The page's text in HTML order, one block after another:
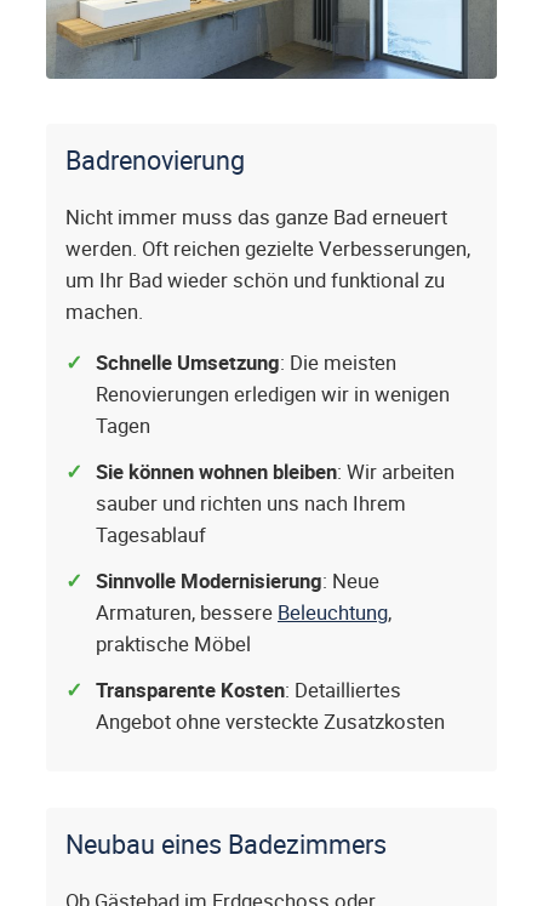
Badrenovierung
Nicht immer muss das ganze Bad erneuert
werden. Oft reichen gezielte Verbesserungen,
um Ihr Bad wieder schön und funktional zu
machen.
Schnelle Umsetzung: Die meisten
Renovierungen erledigen wir in wenigen
Tagen
Sie können wohnen bleiben: Wir arbeiten
sauber und richten uns nach Ihrem
Tagesablauf
Sinnvolle Modernisierung: Neue
Armaturen, bessere Beleuchtung,
praktische Möbel
Transparente Kosten: Detailliertes
Angebot ohne versteckte Zusatzkosten
Neubau eines Badezimmers